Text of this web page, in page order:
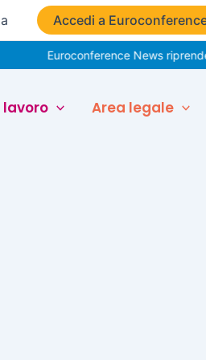
Accedi a
Euroconference News
lavoro Area legale